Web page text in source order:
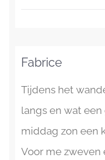
Fabrice
Tijdens het
langs en wat
middag zon een
Voor me